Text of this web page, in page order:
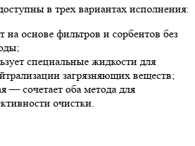
в трех вариантах исполнения:
на основе фильтров и сорбентов без
специальные жидкости для
загрязняющих веществ;
— сочетает оба метода для
очистки.